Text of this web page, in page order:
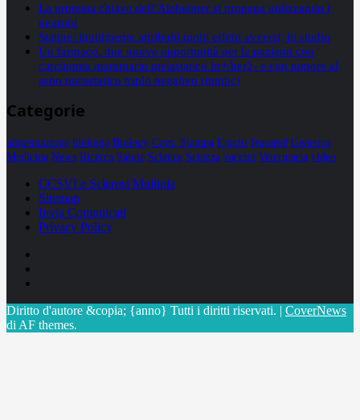
La proteina chiave dell’Alzheimer si propaga utilizzando i
neuroni
Statine: inutilmente attribuiti molti effetti avversi, lo studio
Un farmaco, due nuove opportunità per le pazienti con
carcinoma mammario metastatico hr+/her2- e con tumore al
seno metastatico triplo negativo (mtnbc)
Categorie
alimentazione biologia Biology Com. Stampa Epatiti featured Genetica
Medicina News Ricerca Salute Science Scienza vaccini Veterinaria video
CCSVI e Sclerosi Multipla
Sitemap
Invia Comunicati
Privacy Policy
Diritto d'autore &copia; {anno} Tutti i diritti riservati. | CoverNews
di AF themes.